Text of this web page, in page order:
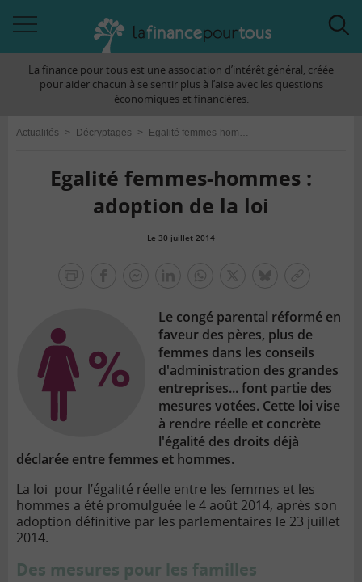
àLa finance pour tous est une association d’intérêt général, créée
pour aider chacun à se sentir plus à l’aise avec les questions
économiques et financières.
Actualités > Décryptages > Egalité femmes-hommes : adoption de la loi
Egalité femmes-hommes :
adoption de la loi
Le 30 juillet 2014
lien
Le congé parental réformé en
faveur des pères, plus de
femmes dans les conseils
d'administration des grandes
entreprises... font partie des
mesures votées. Cette loi vise
à rendre réelle et concrète
l'égalité des droits déjà
déclarée entre femmes et hommes.
La loi pour l’égalité réelle entre les femmes et les
hommes a été promulguée le 4 août 2014, après son
adoption définitive par les parlementaires le 23 juillet
2014.
Des mesures pour les familles